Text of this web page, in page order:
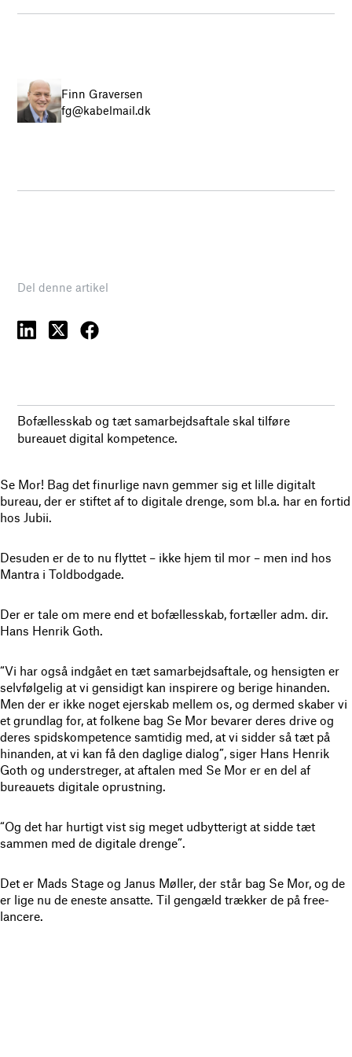
Finn Graversen
fg@kabelmail.dk
Del denne artikel
Bofællesskab og tæt samarbejdsaftale skal tilføre
bureauet digital kompetence.
Se Mor! Bag det finurlige navn gemmer sig et lille digitalt
bureau, der er stiftet af to digitale drenge, som bl.a. har en fortid
hos Jubii.
Desuden er de to nu flyttet – ikke hjem til mor – men ind hos
Mantra i Toldbodgade.
Der er tale om mere end et bofællesskab, fortæller adm. dir.
Hans Henrik Goth.
“Vi har også indgået en tæt samarbejdsaftale, og hensigten er
selvfølgelig at vi gensidigt kan inspirere og berige hinanden.
Men der er ikke noget ejerskab mellem os, og dermed skaber vi
et grundlag for, at folkene bag Se Mor bevarer deres drive og
deres spidskompetence samtidig med, at vi sidder så tæt på
hinanden, at vi kan få den daglige dialog”, siger Hans Henrik
Goth og understreger, at aftalen med Se Mor er en del af
bureauets digitale oprustning.
“Og det har hurtigt vist sig meget udbytterigt at sidde tæt
sammen med de digitale drenge”.
Det er Mads Stage og Janus Møller, der står bag Se Mor, og de
er lige nu de eneste ansatte. Til gengæld trækker de på free-
lancere.